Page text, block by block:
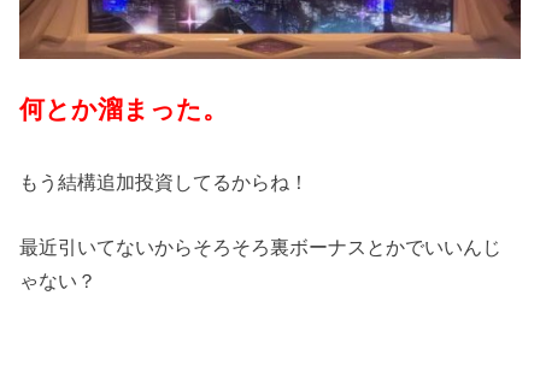
何とか溜まった。
もう結構追加投資してるからね！
最近引いてないからそろそろ裏ボーナスとかでいいんじ
ゃない？